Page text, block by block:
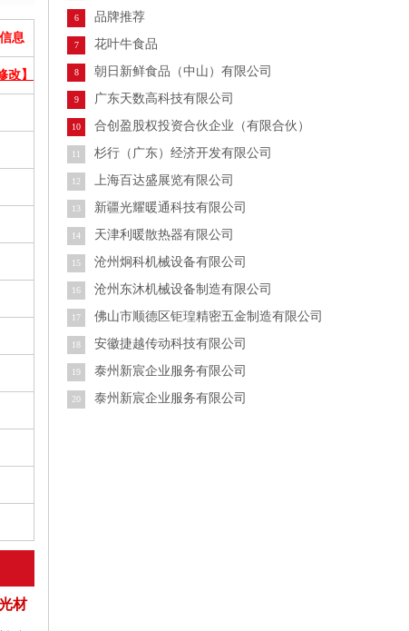
息
改】
材
6 品牌推荐
7 花叶牛食品
8 朝日新鲜食品（中山）有限公司
9 广东天数高科技有限公司
10 合创盈股权投资合伙企业（有限合伙）
11 杉行（广东）经济开发有限公司
12 上海百达盛展览有限公司
13 新疆光耀暖通科技有限公司
14 天津利暖散热器有限公司
15 沧州炯科机械设备有限公司
16 沧州东沐机械设备制造有限公司
17 佛山市顺德区钜瑝精密五金制造有限公司
18 安徽捷越传动科技有限公司
19 泰州新宸企业服务有限公司
20 泰州新宸企业服务有限公司